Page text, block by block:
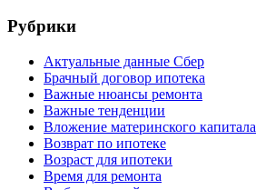
Рубрики
Актуальные данные Сбер
Брачный договор ипотека
Важные нюансы ремонта
Важные тенденции
Вложение материнского капитала
Возврат по ипотеке
Возраст для ипотеки
Время для ремонта